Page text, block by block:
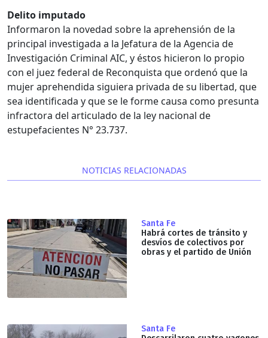
Delito imputado
Informaron la novedad sobre la aprehensión de la
principal investigada a la Jefatura de la Agencia de
Investigación Criminal AIC, y éstos hicieron lo propio
con el juez federal de Reconquista que ordenó que la
mujer aprehendida siguiera privada de su libertad, que
sea identificada y que se le forme causa como presunta
infractora del articulado de la ley nacional de
estupefacientes N° 23.737.
NOTICIAS RELACIONADAS
Santa Fe
Habrá cortes de tránsito y
desvíos de colectivos por
obras y el partido de Unión
Santa Fe